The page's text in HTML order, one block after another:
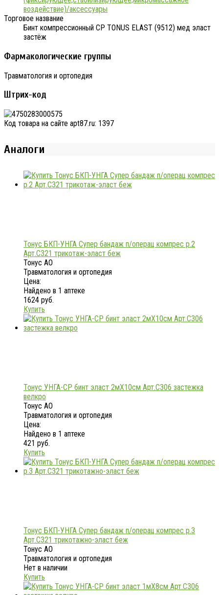
воздействие)/аксессуары
Торговое название
Бинт компрессионный СР TONUS ELAST (9512) мед эласт
застёж
Фармакологические группы
Травматология и ортопедия
Штрих-код
Код товара на сайте apt87.ru: 1397
Аналоги
Тонус БКП-УНГА Супер бандаж п/операц компрес р.2
Арт.С321 трикотаж-эласт беж
Тонус АО
Травматология и ортопедия
Цена:
Найдено в 1 аптеке
1624 руб.
Купить
Тонус УНГА-СР бинт эласт 2мX10см Арт.С306 застежка
велкро
Тонус АО
Травматология и ортопедия
Цена:
Найдено в 1 аптеке
421 руб.
Купить
Тонус БКП-УНГА Супер бандаж п/операц компрес р.3
Арт.С321 трикотажно-эласт беж
Тонус АО
Травматология и ортопедия
Нет в наличии
Купить